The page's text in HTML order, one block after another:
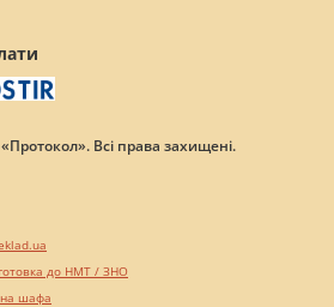
Всі права захищені.
до НМТ / ЗНО
шафа